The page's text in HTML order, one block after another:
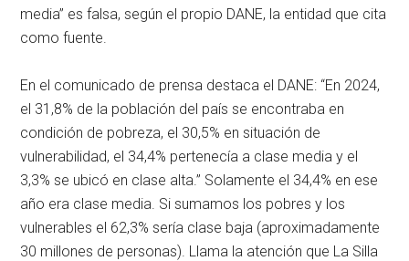
media” es falsa, según el propio DANE, la entidad que cita
como fuente.
En el comunicado de prensa destaca el DANE: “En 2024,
el 31,8% de la población del país se encontraba en
condición de pobreza, el 30,5% en situación de
vulnerabilidad, el 34,4% pertenecía a clase media y el
3,3% se ubicó en clase alta.” Solamente el 34,4% en ese
año era clase media. Si sumamos los pobres y los
vulnerables el 62,3% sería clase baja (aproximadamente
30 millones de personas). Llama la atención que La Silla